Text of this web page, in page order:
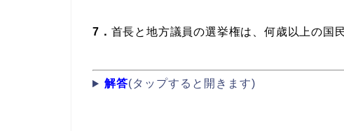
7． 首長と地方議員の選挙権は、何歳以上の国
解答(タップすると開きます)